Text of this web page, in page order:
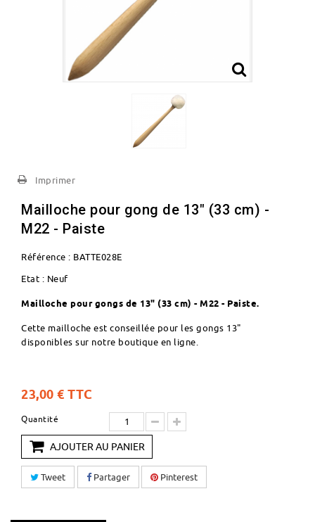
Imprimer
Mailloche pour gong de 13" (33 cm) -
M22 - Paiste
Référence : BATTE028E
Etat : Neuf
Mailloche pour gongs de 13" (33 cm) - M22 - Paiste.
Cette mailloche est conseillée pour les gongs 13"
disponibles sur notre boutique en ligne
23,00 € TTC
Quantité
AJOUTER AU PANIER
Tweet Partager Pinterest